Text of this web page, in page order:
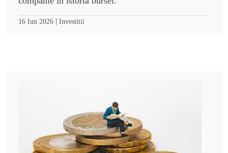
16 Iun 2026 | Investitii